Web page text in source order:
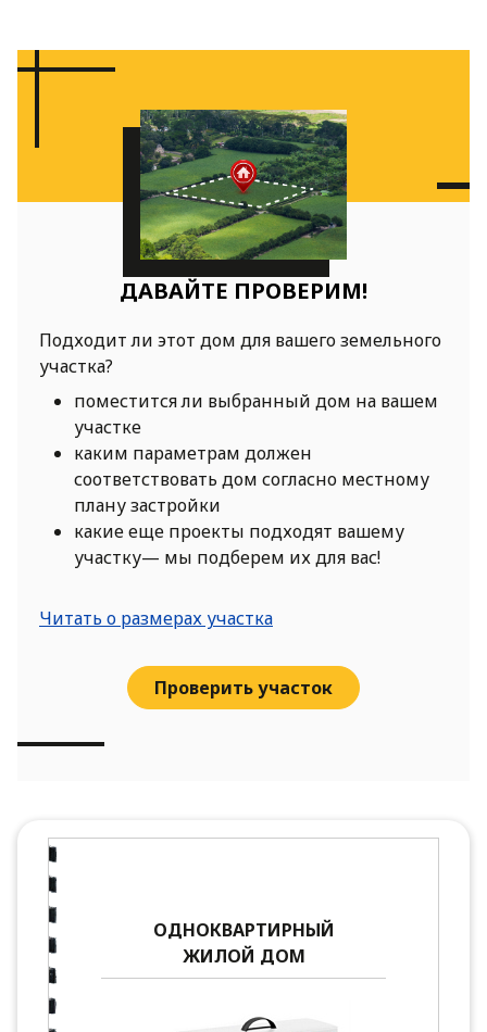
ДАВАЙТЕ ПРОВЕРИМ!
Подходит ли этот дом для вашего земельного
участка?
поместится ли выбранный дом на вашем
участке
каким параметрам должен
соответствовать дом согласно местному
плану застройки
какие еще проекты подходят вашему
участку— мы подберем их для вас!
Читать о размерах участка
Проверить участок
ОДНОКВАРТИРНЫЙ
ЖИЛОЙ ДОМ